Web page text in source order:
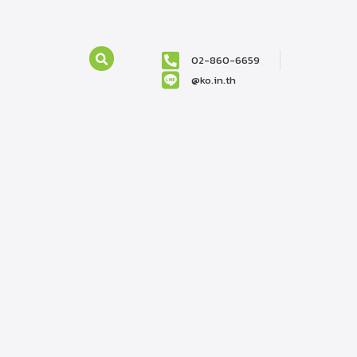
02-860-6659
@ko.in.th